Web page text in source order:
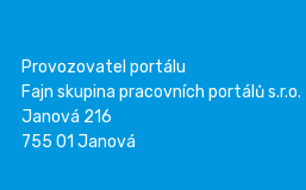
Provozovatel portálu
Fajn skupina pracovních portálů s.r.o.
Janová 216
755 01 Janová